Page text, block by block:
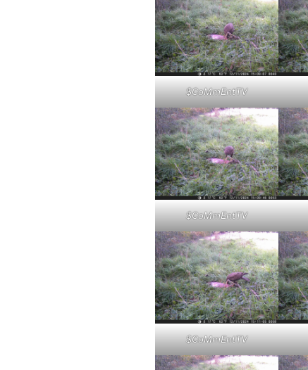
$CoMmEntTV
$CoMmEntTV
$CoMmEntTV